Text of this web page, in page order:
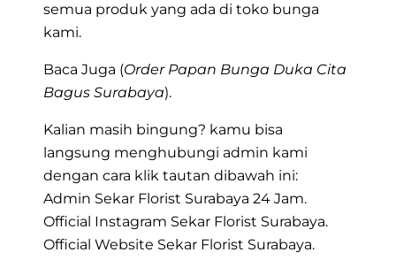
semua produk yang ada di toko bunga
kami.
Baca Juga (Order Papan Bunga Duka Cita
Bagus Surabaya).
Kalian masih bingung? kamu bisa
langsung menghubungi admin kami
dengan cara klik tautan dibawah ini:
Admin Sekar Florist Surabaya 24 Jam.
Official Instagram Sekar Florist Surabaya.
Official Website Sekar Florist Surabaya.